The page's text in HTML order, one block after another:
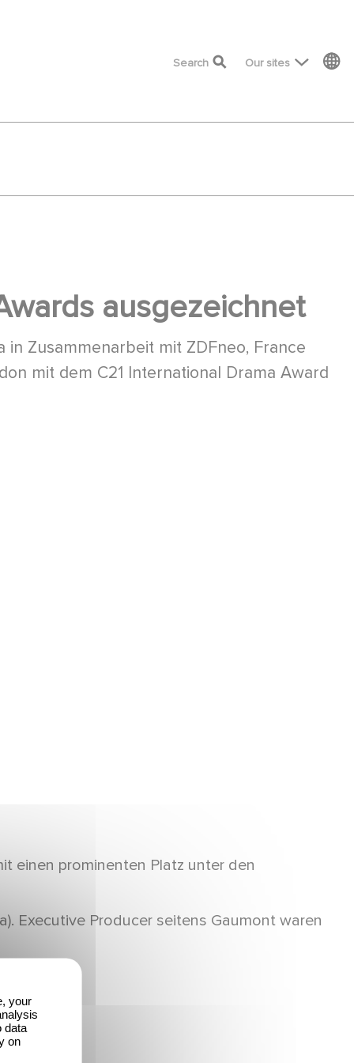
top menu
Search Our sites
ausgezeichnet
Zusammenarbeit mit ZDFneo, France
mit dem C21 International Drama Award
einen prominenten Platz unter den
Executive Producer seitens Gaumont waren
your
data
on